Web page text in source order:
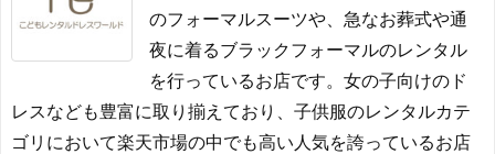
のフォーマルスーツや、急なお葬式や通
夜に着るブラックフォーマルのレンタル
を行っているお店です。女の子向けのド
レスなども豊富に取り揃えており、子供服のレンタルカテ
ゴリにおいて楽天市場の中でも高い人気を誇っているお店